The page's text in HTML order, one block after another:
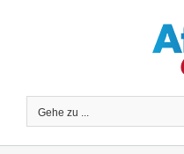
Gehe zu ...